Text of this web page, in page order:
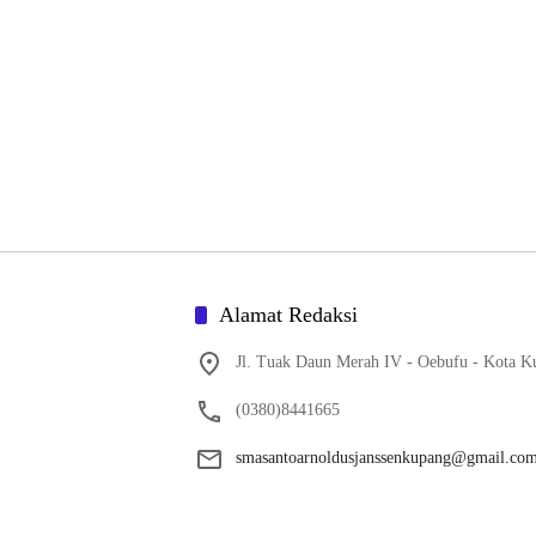
Alamat Redaksi
Jl. Tuak Daun Merah IV - Oebufu - Kota
(0380)8441665